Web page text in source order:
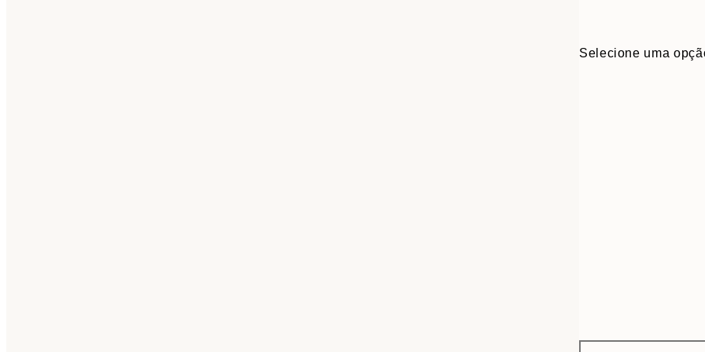
Selecione uma